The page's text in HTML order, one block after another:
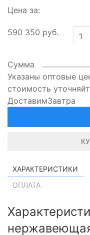
Цена за:
590 350 руб.
Сумма
Указаны оптовые
стоимость
ДоставимЗавтра
ХАРАКТЕРИСТИКИ
ОПЛАТА